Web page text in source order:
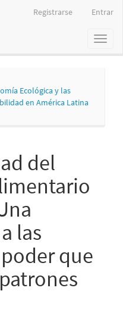
Registrarse Entrar
Toggle
Ecológica y las
en América Latina
del
las
que